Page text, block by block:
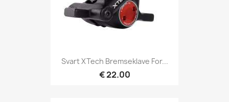
Svart XTech Bremseklave For...
€ 22.00